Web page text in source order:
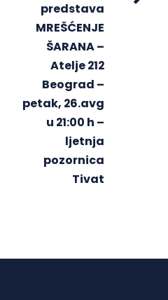
predstava
MREŠĆENJE
ŠARANA –
Atelje 212
Beograd –
petak, 26.avg
u 21:00 h –
ljetnja
pozornica
Tivat